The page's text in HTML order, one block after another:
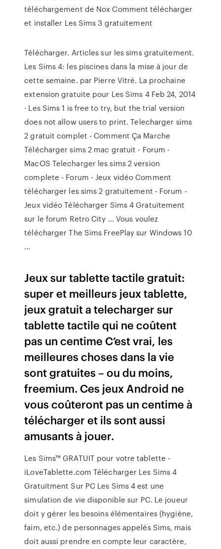
téléchargement de Nox Comment télécharger
et installer Les Sims 3 gratuitement
Télécharger. Articles sur les sims gratuitement.
Les Sims 4: les piscines dans la mise à jour de
cette semaine. par Pierre Vitré. La prochaine
extension gratuite pour Les Sims 4 Feb 24, 2014
· Les Sims 1 is free to try, but the trial version
does not allow users to print. Telecharger sims
2 gratuit complet - Comment Ça Marche
Télécharger sims 2 mac gratuit - Forum -
MacOS Telecharger les sims 2 version
complete - Forum - Jeux vidéo Comment
télécharger les sims 2 gratuitement - Forum -
Jeux vidéo Télécharger Sims 4 Gratuitement
sur le forum Retro City ... Vous voulez
télécharger The Sims FreePlay sur Windows 10
...
Jeux sur tablette tactile gratuit:
super et meilleurs jeux tablette,
jeux gratuit a telecharger sur
tablette tactile qui ne coûtent
pas un centime C’est vrai, les
meilleures choses dans la vie
sont gratuites – ou du moins,
freemium. Ces jeux Android ne
vous coûteront pas un centime à
télécharger et ils sont aussi
amusants à jouer.
Les Sims™ GRATUIT pour votre tablette -
iLoveTablette.com Télécharger Les Sims 4
Gratuitment Sur PC Les Sims 4 est une
simulation de vie disponible sur PC. Le joueur
doit y gérer les besoins élémentaires (hygiène,
faim, etc.) de personnages appelés Sims, mais
doit aussi prendre en compte leur caractère,